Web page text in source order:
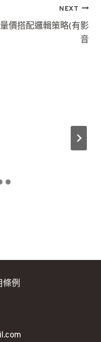
NEXT
量價搭配邏輯策略(有影
音
條例